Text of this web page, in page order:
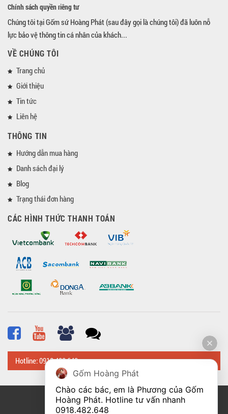
Chính sách quyền riêng tư
Chúng tôi tại Gốm sứ Hoàng Phát (sau đây gọi là chúng tôi) đã luôn nỗ
lực bảo vệ thông tin cá nhân của khách...
VỀ CHÚNG TÔI
Trang chủ
Giới thiệu
Tin tức
Liên hệ
THÔNG TIN
Hướng dẫn mua hàng
Danh sách đại lý
Blog
Trạng thái đơn hàng
CÁC HÌNH THỨC THANH TOÁN
Hotline: 0918 482 648
© Bản quyền thuộc vềHoangphatbattrang.vn
Gốm Hoàng Phát
Chào các bác, em là Phương của Gốm
0918.482.648